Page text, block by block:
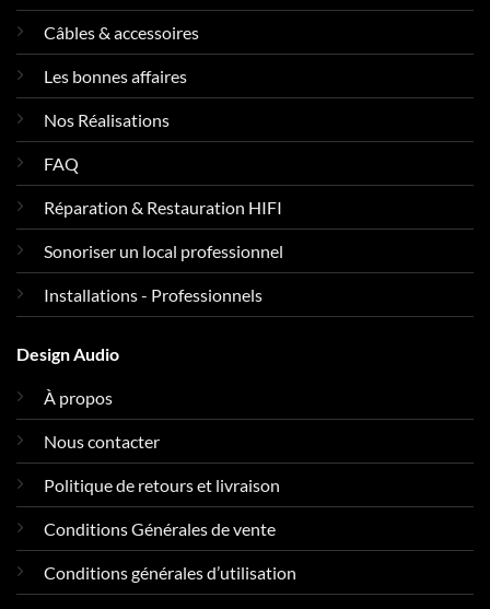
Câbles & accessoires
Les bonnes affaires
Nos Réalisations
FAQ
Réparation & Restauration HIFI
Sonoriser un local professionnel
Installations - Professionnels
Design Audio
À propos
Nous contacter
Politique de retours et livraison
Conditions Générales de vente
Conditions générales d’utilisation